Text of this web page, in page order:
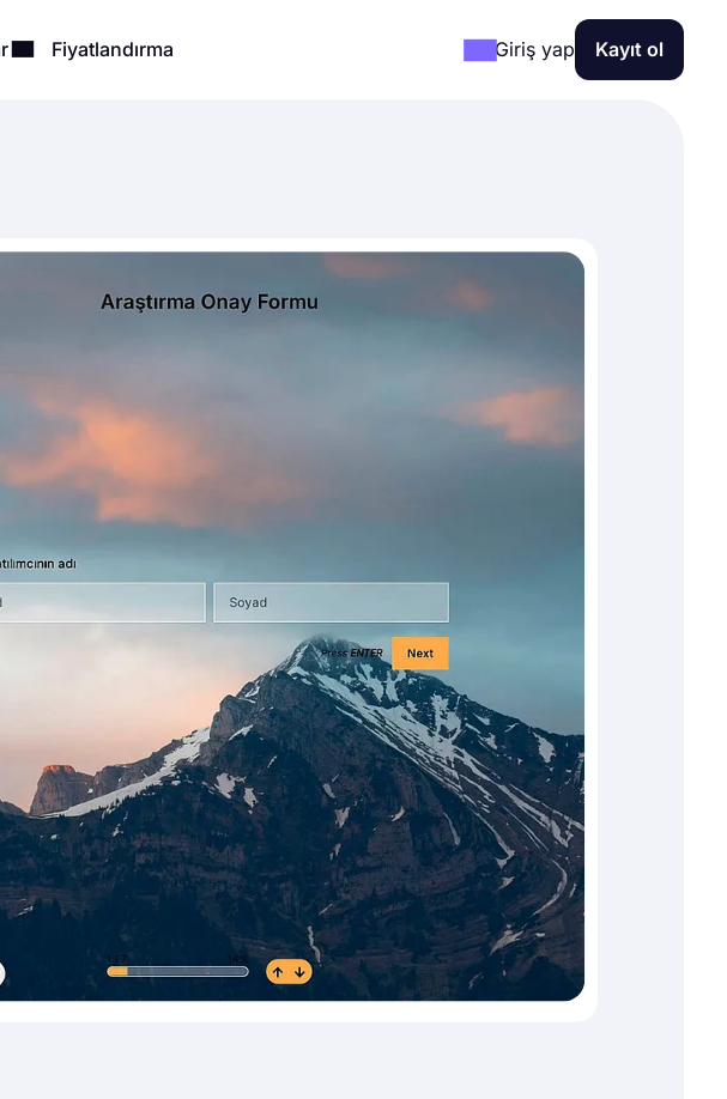
Fiyatlandırma Giriş yap Kayıt ol